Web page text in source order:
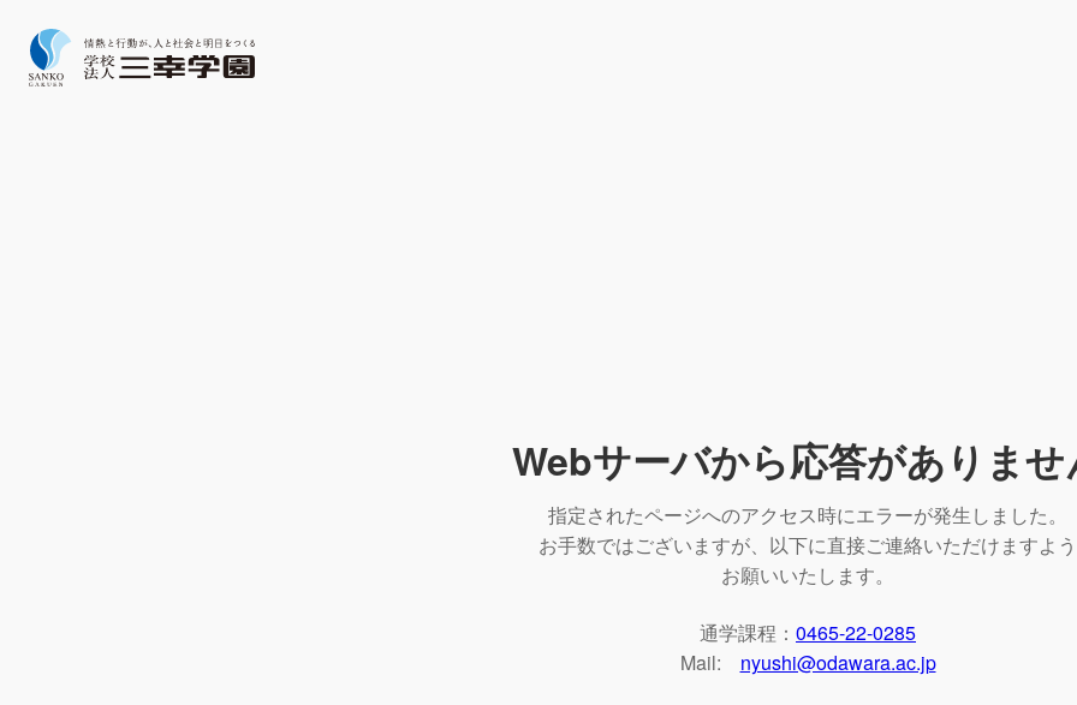
Webサーバから応答がありませ
指定されたページへのアクセス時にエラーが発生しました。
お手数ではございますが、以下に直接ご連絡いただけますよう
お願いいたします。
通学課程： 0465-22-0285
Mail: nyushi@odawara.ac.jp